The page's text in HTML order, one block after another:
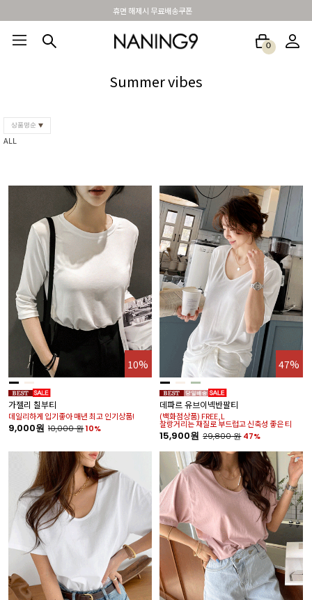
BEST 포토리뷰 - 매주 2명추첨 3만원쿠폰
0
썸머여행룩
Summer vibes
상품명순
ALL
10%
가젤리 칠부티
데일리하게 입기좋아 매년 최고 인기상품!
9,000원 10,000원10%
47%
데파르 유브이넥반팔티
(백화점상품) FREE,L
찰랑거리는 재질로 부드럽고 신축성 좋은 티
15,900원 29,800원 47%